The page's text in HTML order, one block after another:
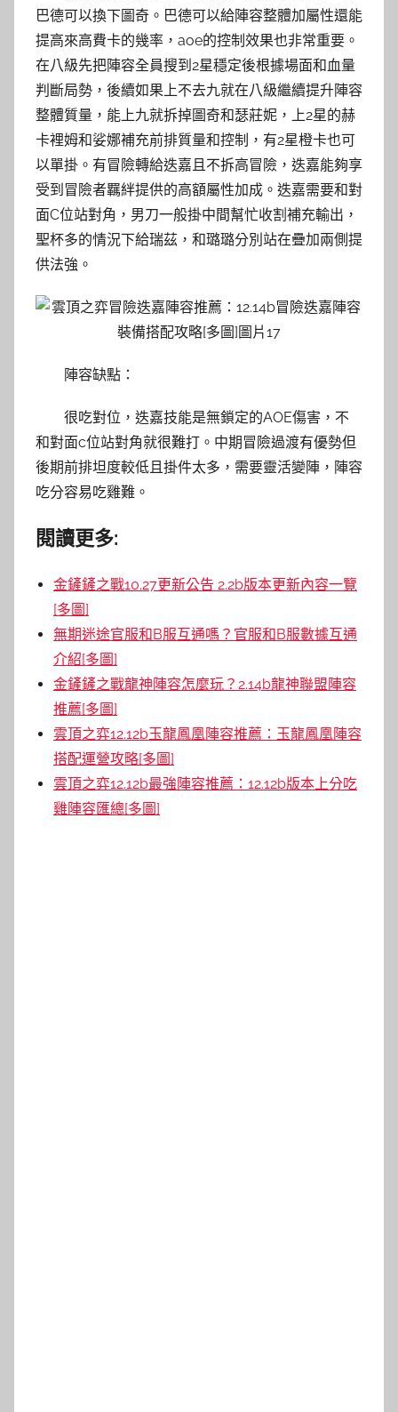
巴德可以換下圖奇。巴德可以給陣容整體加屬性還能
提高來高費卡的幾率，aoe的控制效果也非常重要。
在八級先把陣容全員搜到2星穩定後根據場面和血量
判斷局勢，後續如果上不去九就在八級繼續提升陣容
整體質量，能上九就拆掉圖奇和瑟莊妮，上2星的赫
卡裡姆和娑娜補充前排質量和控制，有2星橙卡也可
以單掛。有冒險轉給迭嘉且不拆高冒險，迭嘉能夠享
受到冒險者羈絆提供的高額屬性加成。迭嘉需要和對
面C位站對角，男刀一般掛中間幫忙收割補充輸出，
聖杯多的情況下給瑞茲，和璐璐分別站在疊加兩側提
供法強。
陣容缺點：
很吃對位，迭嘉技能是無鎖定的AOE傷害，不
和對面c位站對角就很難打。中期冒險過渡有優勢但
後期前排坦度較低且掛件太多，需要靈活變陣，陣容
吃分容易吃雞難。
閱讀更多:
金鏟鏟之戰10.27更新公告 2.2b版本更新內容一覽
[多圖]
無期迷途官服和B服互通嗎？官服和B服數據互通
介紹[多圖]
金鏟鏟之戰龍神陣容怎麼玩？2.14b龍神聯盟陣容
推薦[多圖]
雲頂之弈12.12b玉龍鳳凰陣容推薦：玉龍鳳凰陣容
搭配運營攻略[多圖]
雲頂之弈12.12b最強陣容推薦：12.12b版本上分吃
雞陣容匯總[多圖]